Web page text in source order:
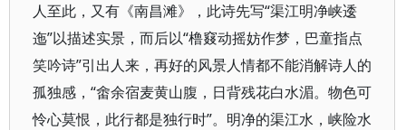
人至此，又有《南昌滩》，此诗先写“渠江明净峡逶
迤”以描述实景，而后以“橹窡动摇妨作梦，巴童指点
笑吟诗”引出人来，再好的风景人情都不能消解诗人的
孤独感，“畬余宿麦黄山腹，日背残花白水湄。物色可
怜心莫恨，此行都是独行时”。明净的渠江水，峡险水